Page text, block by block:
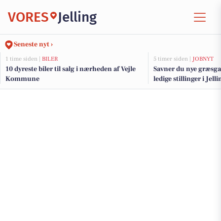
VORES Jelling
Seneste nyt ›
1 time siden | BILER
10 dyreste biler til salg i nærheden af Vejle
Kommune
5 timer siden | JOBNYT
Savner du nye
ledige stillinger i